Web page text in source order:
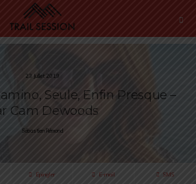
23 Juillet 2019
Seule, Enfin Presque –
Cam Dewoods
Sébastien Rémond
Épingler E-mail SMS